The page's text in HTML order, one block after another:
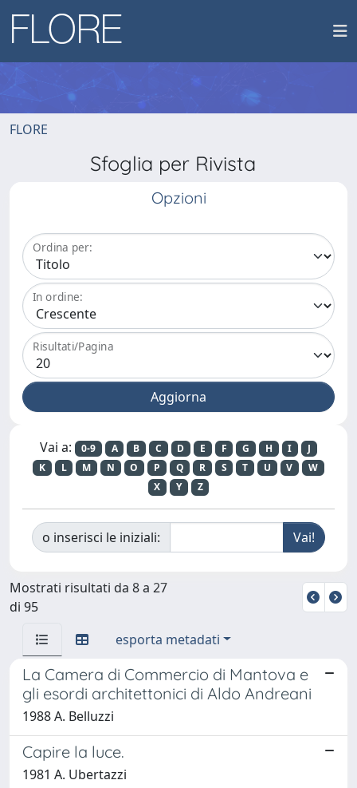
FLORE
Sfoglia per Rivista
Opzioni
Ordina per:
In ordine:
Risultati/Pagina
Vai a: 0-9 A B C D E F G H I
J
K
L M N O P Q R S T U V
W
X
Y Z
o inserisci le iniziali:
Mostrati risultati da 8 a 27
di 95
esporta metadati
La Camera di Commercio di Mantova e
gli esordi architettonici di Aldo Andreani
1988 A. Belluzzi
Capire la luce.
1981 A. Ubertazzi